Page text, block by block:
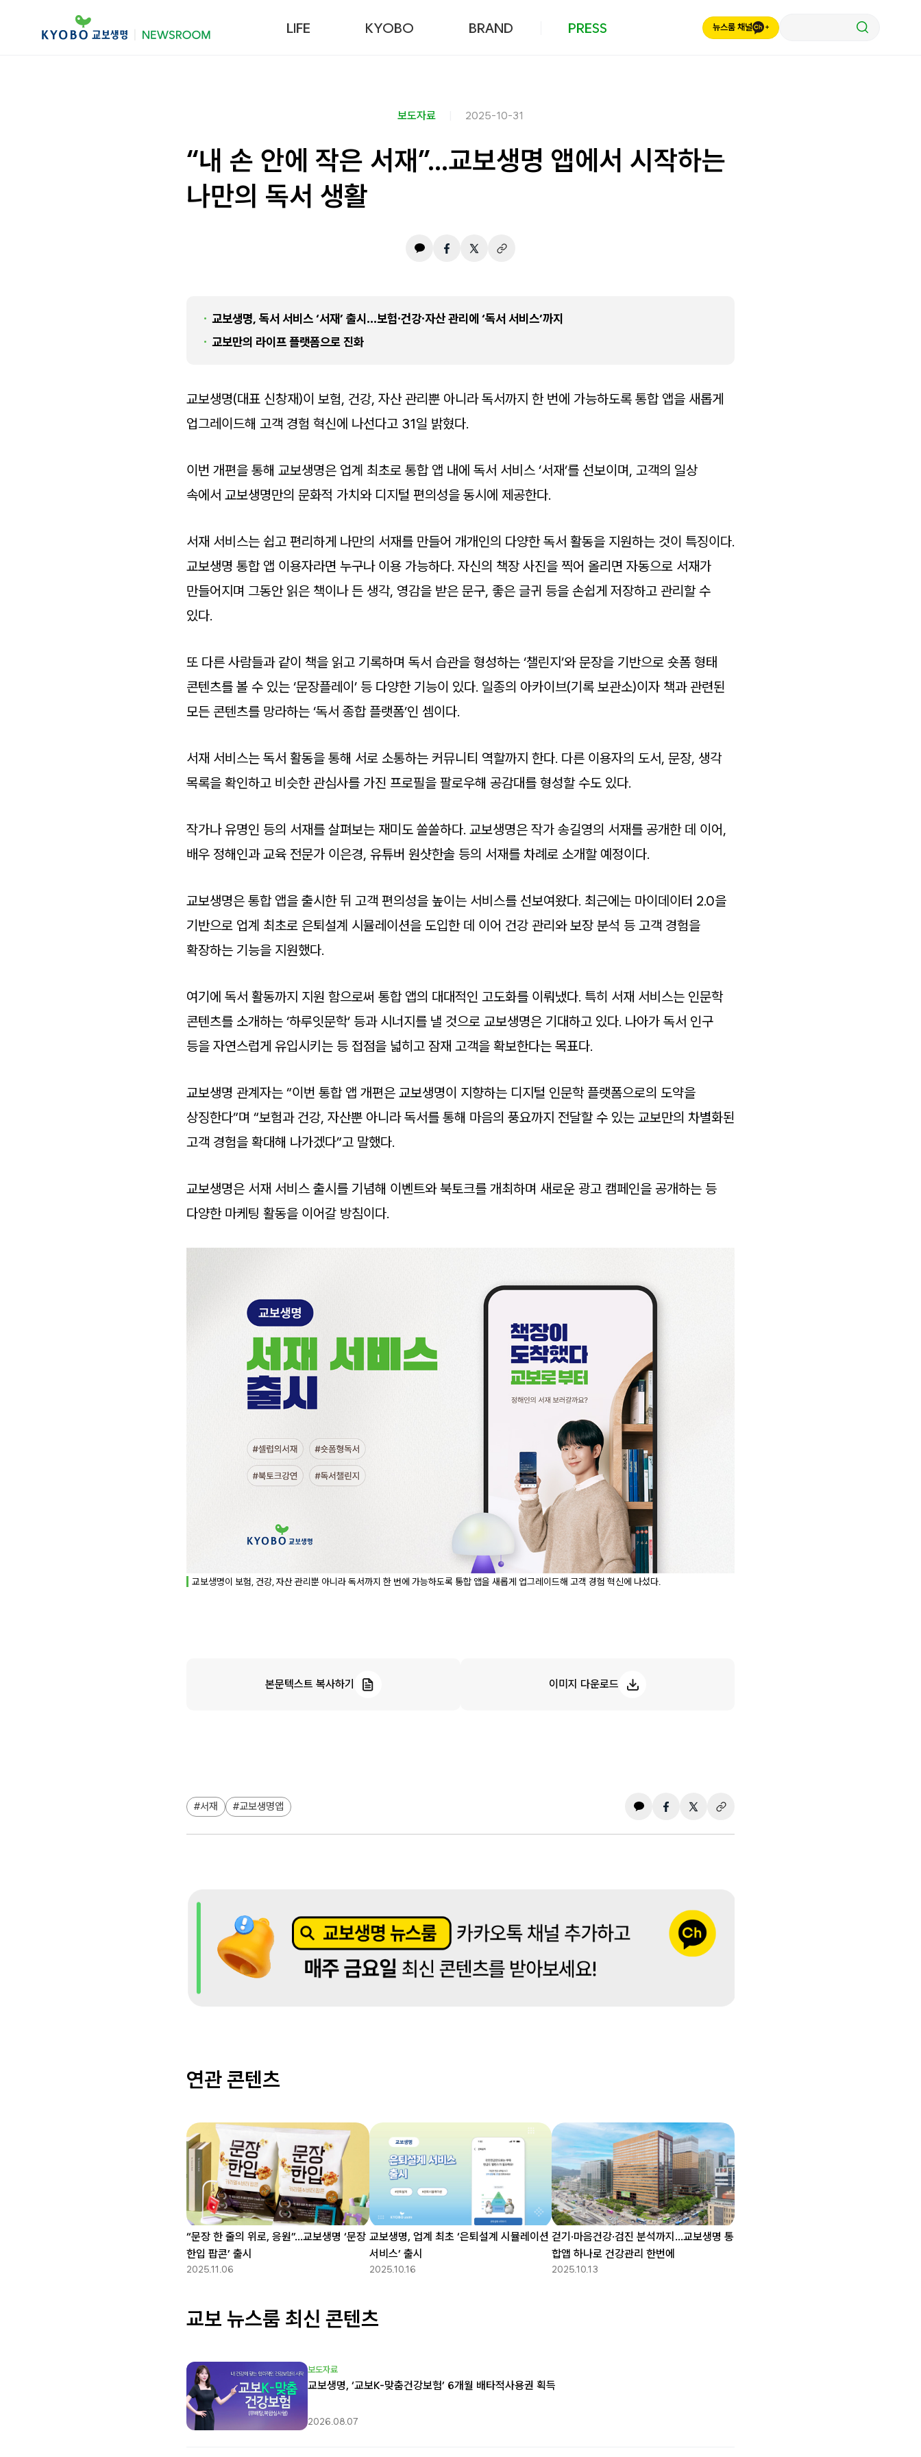
LIFE KYOBO BRAND PRESS 뉴스룸 채널
보도자료 2025-10-31
“내 손 안에 작은 서재”…교보생명 앱에서 시작하는
나만의 독서 생활
교보생명, 독서 서비스 ‘서재’ 출시…보험·건강·자산 관리에 ‘독서 서비스’까지
교보만의 라이프 플랫폼으로 진화
교보생명(대표 신창재)이 보험, 건강, 자산 관리뿐 아니라 독서까지 한 번에 가능하도록 통합 앱을 새롭게
업그레이드해 고객 경험 혁신에 나선다고 31일 밝혔다.
이번 개편을 통해 교보생명은 업계 최초로 통합 앱 내에 독서 서비스 ‘서재’를 선보이며, 고객의 일상
속에서 교보생명만의 문화적 가치와 디지털 편의성을 동시에 제공한다.
서재 서비스는 쉽고 편리하게 나만의 서재를 만들어 개개인의 다양한 독서 활동을 지원하는 것이 특징이다.
교보생명 통합 앱 이용자라면 누구나 이용 가능하다. 자신의 책장 사진을 찍어 올리면 자동으로 서재가
만들어지며 그동안 읽은 책이나 든 생각, 영감을 받은 문구, 좋은 글귀 등을 손쉽게 저장하고 관리할 수
있다.
또 다른 사람들과 같이 책을 읽고 기록하며 독서 습관을 형성하는 ‘챌린지’와 문장을 기반으로 숏폼 형태
콘텐츠를 볼 수 있는 ‘문장플레이’ 등 다양한 기능이 있다. 일종의 아카이브(기록 보관소)이자 책과 관련된
모든 콘텐츠를 망라하는 ‘독서 종합 플랫폼’인 셈이다.
서재 서비스는 독서 활동을 통해 서로 소통하는 커뮤니티 역할까지 한다. 다른 이용자의 도서, 문장, 생각
목록을 확인하고 비슷한 관심사를 가진 프로필을 팔로우해 공감대를 형성할 수도 있다.
작가나 유명인 등의 서재를 살펴보는 재미도 쏠쏠하다. 교보생명은 작가 송길영의 서재를 공개한 데 이어,
배우 정해인과 교육 전문가 이은경, 유튜버 원샷한솔 등의 서재를 차례로 소개할 예정이다.
교보생명은 통합 앱을 출시한 뒤 고객 편의성을 높이는 서비스를 선보여왔다. 최근에는 마이데이터 2.0을
기반으로 업계 최초로 은퇴설계 시뮬레이션을 도입한 데 이어 건강 관리와 보장 분석 등 고객 경험을
확장하는 기능을 지원했다.
여기에 독서 활동까지 지원 함으로써 통합 앱의 대대적인 고도화를 이뤄냈다. 특히 서재 서비스는 인문학
콘텐츠를 소개하는 ‘하루잇문학’ 등과 시너지를 낼 것으로 교보생명은 기대하고 있다. 나아가 독서 인구
등을 자연스럽게 유입시키는 등 접점을 넓히고 잠재 고객을 확보한다는 목표다.
교보생명 관계자는 “이번 통합 앱 개편은 교보생명이 지향하는 디지털 인문학 플랫폼으로의 도약을
상징한다”며 “보험과 건강, 자산뿐 아니라 독서를 통해 마음의 풍요까지 전달할 수 있는 교보만의 차별화된
고객 경험을 확대해 나가겠다”고 말했다.
교보생명은 서재 서비스 출시를 기념해 이벤트와 북토크를 개최하며 새로운 광고 캠페인을 공개하는 등
다양한 마케팅 활동을 이어갈 방침이다.
교보생명이 보험, 건강, 자산 관리뿐 아니라 독서까지 한 번에 가능하도록 통합 앱을 새롭게 업그레이드해 고객 경험 혁신에 나섰다.
본문텍스트 복사하기 이미지 다운로드
서재 교보생명앱
연관 콘텐츠
“문장 한 줄의 위로, 응원”…교보생명 ‘문장
한입 팝콘’ 출시
2025.11.06
교보생명, 업계 최초 ‘은퇴설계 시뮬레이션
서비스’ 출시
2025.10.16
걷기·마음건강·검진 분석까지…교보생명 통
합앱 하나로 건강관리 한번에
2025.10.13
교보 뉴스룸 최신 콘텐츠
보도자료
교보생명, ‘교보K-맞춤건강보험’ 6개월 배타적사용권 획득
2026.08.07